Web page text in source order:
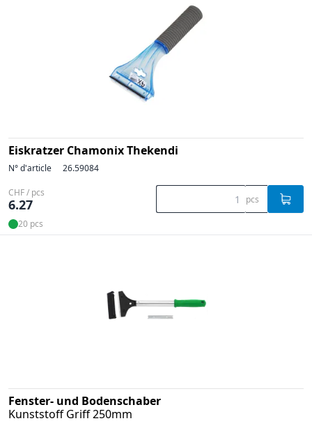
Eiskratzer Chamonix Thekendi
N° d'article 26.59084
CHF / pcs
6.27 pcs
20 pcs
Fenster- und Bodenschaber
Kunststoff Griff 250mm